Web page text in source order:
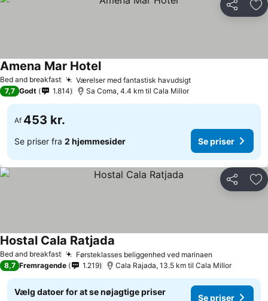
Del
Bed and breakfast Værelser med fantastisk havudsigt
Amena Mar Hotel
7,7 Godt 1.814 Sa Coma, 4.4 km til Cala Millor
Af 453 kr.
Se priser fra 2 hjemmesider Se priser
Del
Bed and breakfast Førsteklasses beliggenhed ved marinaen
Hostal Cala Ratjada
8,7 Fremragende 1.219 Cala Rajada, 13.5 km til Cala Millor
Vælg datoer for at se nøjagtige priser
Se priser